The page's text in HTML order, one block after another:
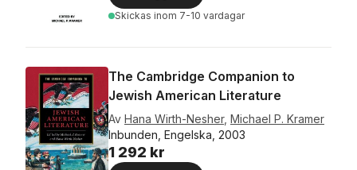
Skickas inom 7-10 vardagar
The Cambridge Companion to
Jewish American Literature
Av Hana Wirth-Nesher, Michael P. Kramer
Inbunden, Engelska, 2003
1 292 kr